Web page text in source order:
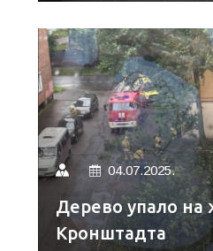
04.07.2025.
Дерево упало на
Кронштадта